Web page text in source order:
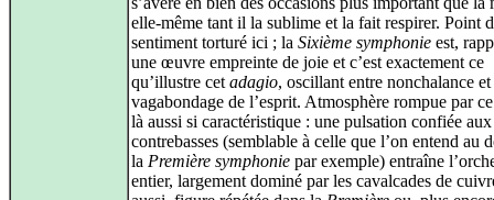
elle-même tant il la sublime et la fait respirer. Point
sentiment torturé ici ; la Sixième symphonie est,
une œuvre empreinte de joie et c’est exactement ce
qu’illustre cet adagio, oscillant entre nonchalance et
vagabondage de l’esprit. Atmosphère rompue par
là aussi si caractéristique : une pulsation confiée aux
contrebasses (semblable à celle que l’on entend au
la Première symphonie par exemple) entraîne
entier, largement dominé par les cavalcades de